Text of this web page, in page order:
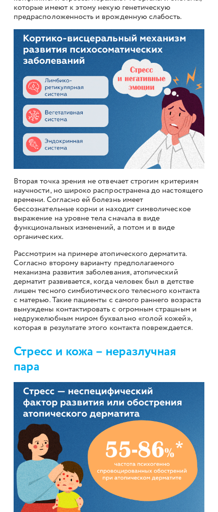
которые имеют к этому некую генетическую
предрасположенность и врожденную слабость.
Вторая точка зрения не отвечает строгим критериям
научности, но широко распространена до настоящего
времени. Согласно ей болезнь имеет
бессознательные корни и находит символическое
выражение на уровне тела сначала в виде
функциональных изменений, а потом и в виде
органических.
Рассмотрим на примере атопического дерматита.
Согласно второму варианту предполагаемого
механизма развития заболевания, атопический
дерматит развивается, когда человек был в детстве
лишен тесного симбиотического телесного контакта
с матерью. Такие пациенты с самого раннего возраста
вынуждены контактировать с огромным страшным и
недружелюбным миром буквально «голой кожей»,
которая в результате этого контакта повреждается.
Стресс и кожа – неразлучная
пара